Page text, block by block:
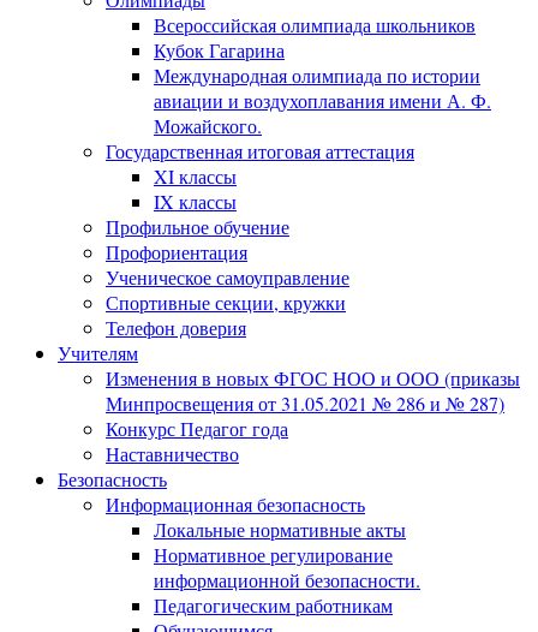
Всероссийская олимпиада школьников
Кубок Гагарина
Международная олимпиада по истории
авиации и воздухоплавания имени А. Ф.
Можайского.
Государственная итоговая аттестация
XI классы
IX классы
Профильное обучение
Профориентация
Ученическое самоуправление
Спортивные секции, кружки
Телефон доверия
Учителям
Изменения в новых ФГОС НОО и ООО (приказы
Минпросвещения от 31.05.2021 № 286 и № 287)
Конкурс Педагог года
Наставничество
Безопасность
Информационная безопасность
Локальные нормативные акты
Нормативное регулирование
информационной безопасности.
Педагогическим работникам